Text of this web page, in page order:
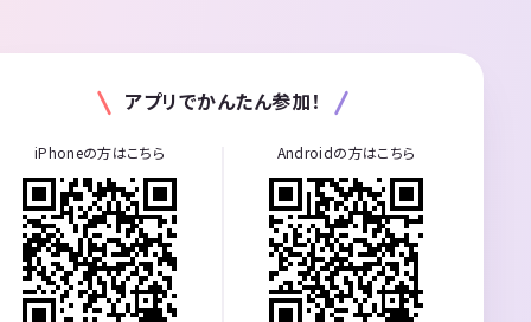
アプリでかんたん参加！
iPhoneの方はこちら Androidの方はこちら